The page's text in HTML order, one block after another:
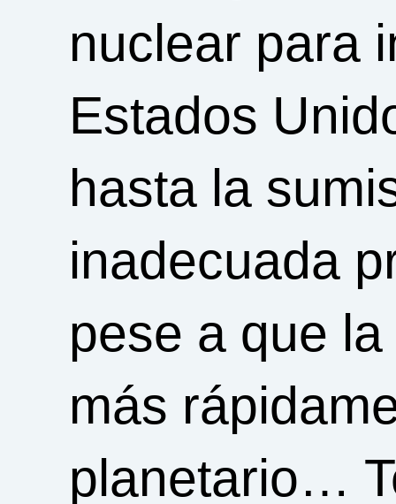
nuclear para
Estados
hasta la
inadecuada
pese a que
más
planetario…